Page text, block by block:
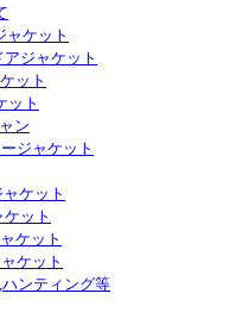
ャケット
ジャケット
ット
ット
ン
ジャケット
ケット
ット
ケット
ケット
ンティング等